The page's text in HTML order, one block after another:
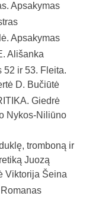
Apsakymas
Apsakymas
Ališanka
52 ir 53. Fleita.
D. Bučiūtė
Giedrė
Nykos-Niliūno
tromboną ir
Juozą
Viktorija Šeina